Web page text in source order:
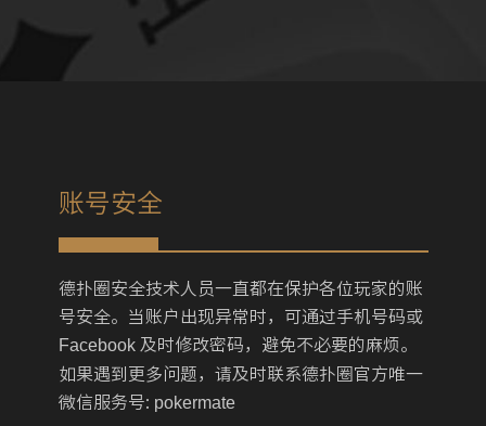
账号安全
德扑圈安全技术人员一直都在保护各位玩家的账
号安全。当账户出现异常时，可通过手机号码或
Facebook及时修改密码，避免不必要的麻烦。
如果遇到更多问题，请及时联系德扑圈官方唯一
微信服务号: pokermate